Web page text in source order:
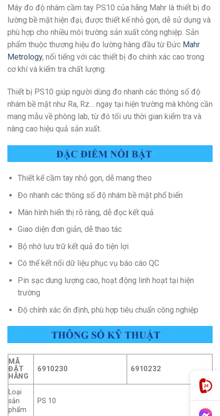
Máy đo độ nhám cầm tay PS10 của hãng Mahr là thiết bị đo
lường bề mặt hiện đại, được thiết kế nhỏ gọn, dễ sử dụng và
phù hợp cho nhiều môi trường sản xuất công nghiệp. Sản
phẩm thuộc thương hiệu đo lường hàng đầu từ Đức Mahr
Metrology, nổi tiếng với các thiết bị đo chính xác cao trong
cơ khí và kiểm tra chất lượng.
Thiết bị PS10 giúp người dùng đo nhanh các thông số độ
nhám bề mặt như Ra, Rz… ngay tại hiện trường mà không cần
mang mẫu về phòng lab, từ đó tối ưu thời gian kiểm tra và
nâng cao hiệu quả sản xuất.
Thiết kế cầm tay nhỏ gọn, dễ mang theo
Đo nhanh các thông số độ nhám bề mặt phổ biến
Màn hình hiển thị rõ ràng, dễ đọc kết quả
Giao diện đơn giản, dễ thao tác
Bộ nhớ lưu trữ kết quả đo tiện lợi
Có thể kết nối dữ liệu phục vụ báo cáo QC
Pin sạc dung lượng cao, hoạt động linh hoạt tại hiện
trường
Độ chính xác ổn định, phù hợp tiêu chuẩn công nghiệp
MÃ
ĐẶT
HÀNG
6910230 6910232
Loại
sản
phẩm
PS 10